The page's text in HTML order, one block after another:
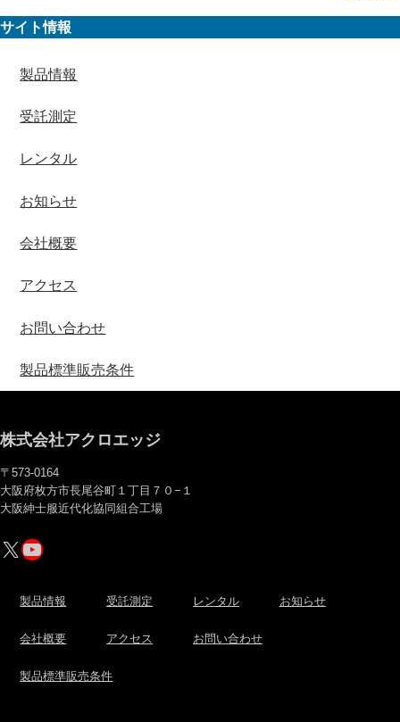
サイト情報
製品情報
受託測定
レンタル
お知らせ
会社概要
アクセス
お問い合わせ
製品標準販売条件
株式会社アクロエッジ
〒573-0164
大阪府枚方市長尾谷町１丁目７０−１
大阪紳士服近代化協同組合工場
X YouTube
製品情報 受託測定 レンタル お知らせ
会社概要 アクセス お問い合わせ
製品標準販売条件